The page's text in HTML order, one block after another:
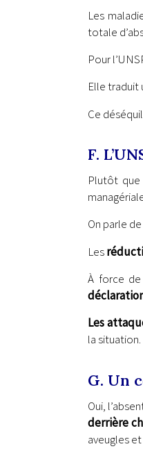
Les
totale
Pour
Elle traduit
Ce
F.
Plutôt que
On parle
Les
À force de
Les
la situation.
G. Un
Oui,
derrière
aveugles